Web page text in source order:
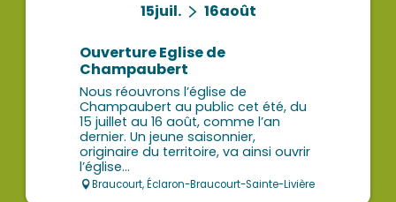
15juil. 16août
Ouverture Eglise de
Champaubert
Nous réouvrons l’église de
Champaubert au public cet été, du
15 juillet au 16 août, comme l’an
dernier. Un jeune saisonnier,
originaire du territoire, va ainsi ouvrir
l’église...
Braucourt, Éclaron-Braucourt-Sainte-Livière